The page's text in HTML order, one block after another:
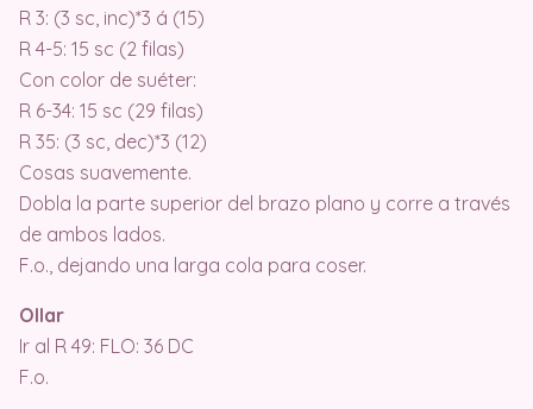
R 3: (3 sc, inc)*3 á (15)
R 4-5: 15 sc (2 filas)
Con color de suéter:
R 6-34: 15 sc (29 filas)
R 35: (3 sc, dec)*3 (12)
Cosas suavemente.
Dobla la parte superior del brazo plano y corre a través
de ambos lados.
F.o., dejando una larga cola para coser.
Ollar
Ir al R 49: FLO: 36 DC
F.o.